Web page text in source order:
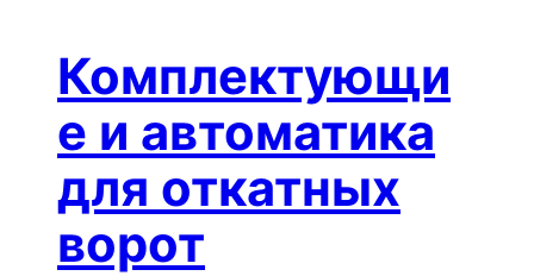
к
Комплектующи
е и автоматика
для откатных
ворот